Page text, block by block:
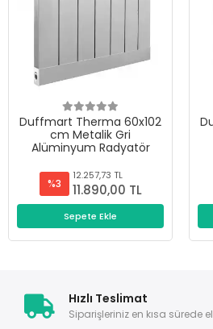
Duffmart Therma 60x102
cm Metalik Gri
Alüminyum Radyatör
%3
12.257,73 TL
11.890,00 TL
Sepete Ekle
Hızlı Teslimat
Siparişleriniz en kısa sürede